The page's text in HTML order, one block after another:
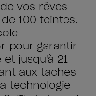
vos rêves
100 teintes.
pour garantir
jusqu'à 21
aux taches
technologie